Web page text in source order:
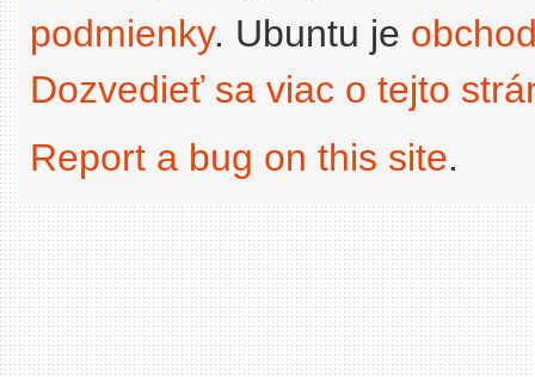
podmienky. Ubuntu je
Dozvedieť sa viac o tejto
Report a bug on this site.